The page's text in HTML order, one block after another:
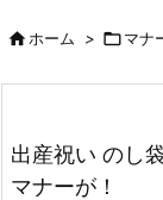
ホーム > マナ
出産祝い のし
マナーが！